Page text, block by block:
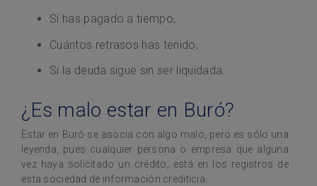
Si has pagado a tiempo,
Cuántos retrasos has tenido,
Si la deuda sigue sin ser liquidada.
¿Es malo estar en Buró?
Estar en Buró se asocia con algo malo, pero es sólo una
leyenda, pues cualquier persona o empresa que alguna
vez haya solicitado un crédito, está en los registros de
esta sociedad de información crediticia.